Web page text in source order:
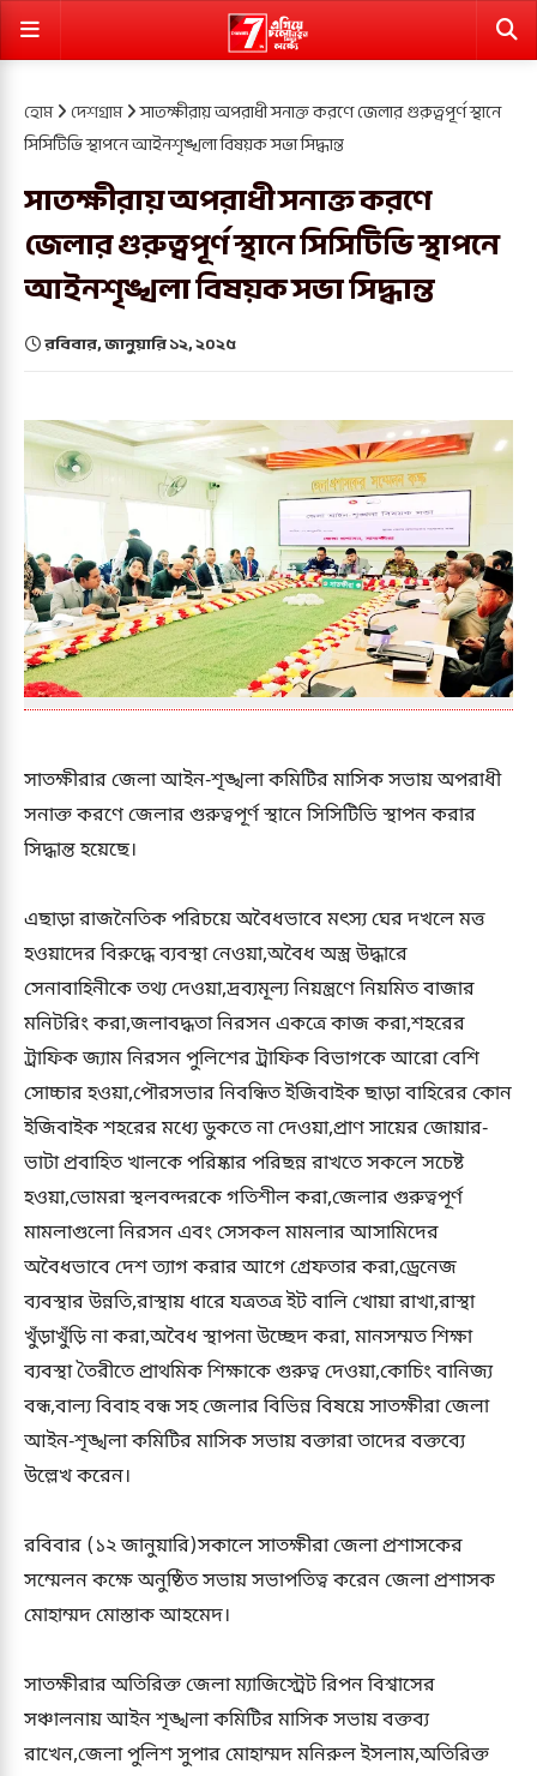
হোম দেশগ্রাম সাতক্ষীরায় অপরাধী সনাক্ত করণে জেলার গুরুত্বপূর্ণ স্থানে
সিসিটিভি স্থাপনে আইনশৃঙ্খলা বিষয়ক সভা সিদ্ধান্ত
সাতক্ষীরায় অপরাধী সনাক্ত করণে
জেলার গুরুত্বপূর্ণ স্থানে সিসিটিভি স্থাপনে
আইনশৃঙ্খলা বিষয়ক সভা সিদ্ধান্ত
রবিবার, জানুয়ারি ১২, ২০২৫
সাতক্ষীরার জেলা আইন-শৃঙ্খলা কমিটির মাসিক সভায় অপরাধী
সনাক্ত করণে জেলার গুরুত্বপূর্ণ স্থানে সিসিটিভি স্থাপন করার
সিদ্ধান্ত হয়েছে।
এছাড়া রাজনৈতিক পরিচয়ে অবৈধভাবে মৎস্য ঘের দখলে মত্ত
হওয়াদের বিরুদ্ধে ব্যবস্থা নেওয়া,অবৈধ অস্ত্র উদ্ধারে
সেনাবাহিনীকে তথ্য দেওয়া,দ্রব্যমূল্য নিয়ন্ত্রণে নিয়মিত বাজার
মনিটরিং করা,জলাবদ্ধতা নিরসন একত্রে কাজ করা,শহরের
ট্রাফিক জ্যাম নিরসন পুলিশের ট্রাফিক বিভাগকে আরো বেশি
সোচ্চার হওয়া,পৌরসভার নিবন্ধিত ইজিবাইক ছাড়া বাহিরের কোন
ইজিবাইক শহরের মধ্যে ডুকতে না দেওয়া,প্রাণ সায়ের জোয়ার-
ভাটা প্রবাহিত খালকে পরিষ্কার পরিছন্ন রাখতে সকলে সচেষ্ট
হওয়া,ভোমরা স্থলবন্দরকে গতিশীল করা,জেলার গুরুত্বপূর্ণ
মামলাগুলো নিরসন এবং সেসকল মামলার আসামিদের
অবৈধভাবে দেশ ত্যাগ করার আগে গ্রেফতার করা,ড্রেনেজ
ব্যবস্থার উন্নতি,রাস্থায় ধারে যত্রতত্র ইট বালি খোয়া রাখা,রাস্থা
খুঁড়াখুঁড়ি না করা,অবৈধ স্থাপনা উচ্ছেদ করা, মানসম্মত শিক্ষা
ব্যবস্থা তৈরীতে প্রাথমিক শিক্ষাকে গুরুত্ব দেওয়া,কোচিং বানিজ্য
বন্ধ,বাল্য বিবাহ বন্ধ সহ জেলার বিভিন্ন বিষয়ে সাতক্ষীরা জেলা
আইন-শৃঙ্খলা কমিটির মাসিক সভায় বক্তারা তাদের বক্তব্যে
উল্লেখ করেন।
রবিবার (১২ জানুয়ারি)সকালে সাতক্ষীরা জেলা প্রশাসকের
সম্মেলন কক্ষে অনুষ্ঠিত সভায় সভাপতিত্ব করেন জেলা প্রশাসক
মোহাম্মদ মোস্তাক আহমেদ।
সাতক্ষীরার অতিরিক্ত জেলা ম্যাজিস্ট্রেট রিপন বিশ্বাসের
সঞ্চালনায় আইন শৃঙ্খলা কমিটির মাসিক সভায় বক্তব্য
রাখেন,জেলা পুলিশ সুপার মোহাম্মদ মনিরুল ইসলাম,অতিরিক্ত